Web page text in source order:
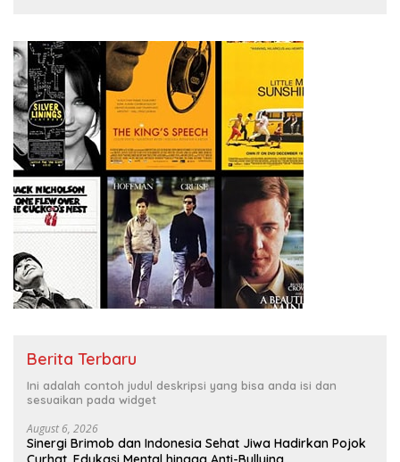
Berita Terbaru
Ini adalah contoh judul deskripsi yang bisa anda isi dan
sesuaikan pada widget
August 6, 2026
Sinergi Brimob dan Indonesia Sehat Jiwa Hadirkan Pojok